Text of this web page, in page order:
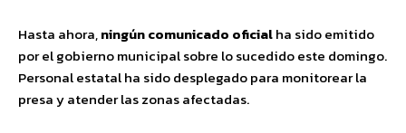
Hasta ahora,ningún comunicado oficialha sido emitido
por el gobierno municipal sobre lo sucedido este domingo.
Personal estatal ha sido desplegado para monitorear la
presa y atender las zonas afectadas.